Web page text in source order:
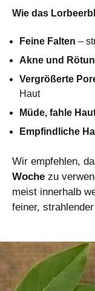
Wie das
Feine Falten –
Akne und
Vergrößerte
Haut
Müde, fahle
Empfindliche
Wir empfehlen,
Woche zu
meist innerhalb
feiner,